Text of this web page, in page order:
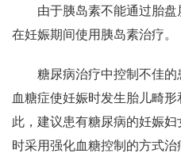
由于胰岛素不能通过胎
在妊娠期间使用胰岛素治疗。
糖尿病治疗中控制不佳
血糖症使妊娠时发生胎儿畸
此，建议患有糖尿病的妊娠
时采用强化血糖控制的方式治